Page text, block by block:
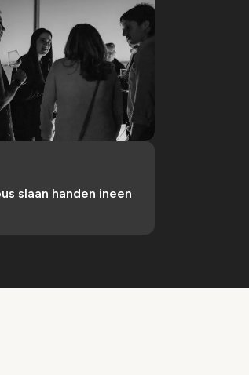
slaan handen ineen